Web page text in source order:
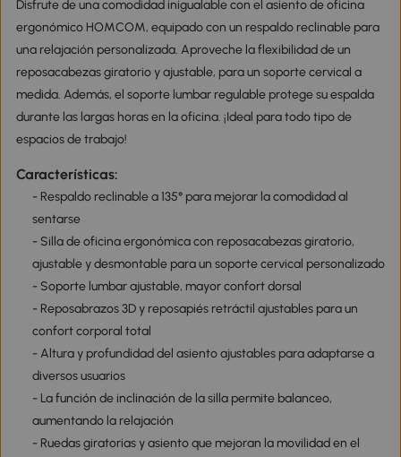
Disfrute de una comodidad inigualable con el asiento de oficina
ergonómico HOMCOM, equipado con un respaldo reclinable para
una relajación personalizada. Aproveche la flexibilidad de un
reposacabezas giratorio y ajustable, para un soporte cervical a
medida. Además, el soporte lumbar regulable protege su espalda
durante las largas horas en la oficina. ¡Ideal para todo tipo de
espacios de trabajo!
Características:
- Respaldo reclinable a 135° para mejorar la comodidad al
sentarse
- Silla de oficina ergonómica con reposacabezas giratorio,
ajustable y desmontable para un soporte cervical personalizado
- Soporte lumbar ajustable, mayor confort dorsal
- Reposabrazos 3D y reposapiés retráctil ajustables para un
confort corporal total
- Altura y profundidad del asiento ajustables para adaptarse a
diversos usuarios
- La función de inclinación de la silla permite balanceo,
aumentando la relajación
- Ruedas giratorias y asiento que mejoran la movilidad en el